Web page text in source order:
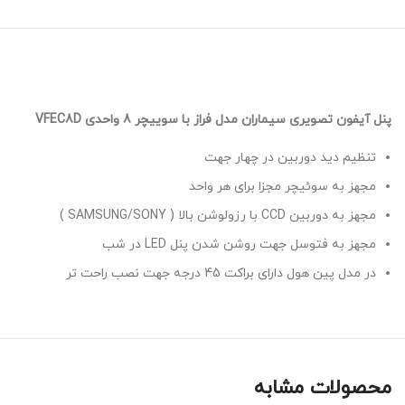
پنل آیفون تصویری سیماران مدل فراز با سوییچر 8 واحدی VFEC8D
تنظیم دید دوربین در چهار جهت
مجهز به سوئیچر مجزا برای هر واحد
مجهز به دوربین CCD با رزولوشن بالا ( SAMSUNG/SONY
)
مجهز به فتوسل جهت روشن شدن پنل LED در شب
در مدل پین هول دارای براکت 45 درجه جهت نصب راحت تر
محصولات مشابه